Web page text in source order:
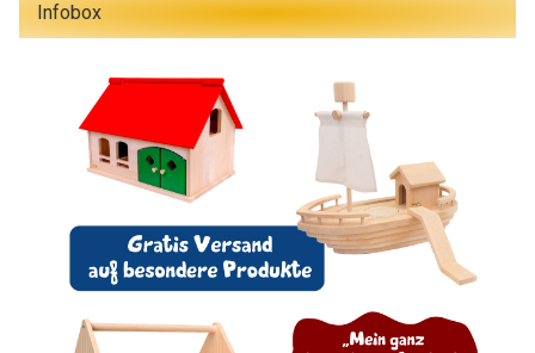
Infobox